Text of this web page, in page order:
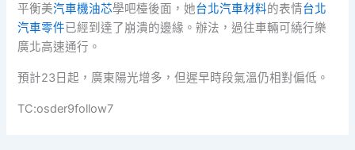
平衡美汽車機油芯學吧檯後面，她台北汽車材料的表情台北
汽車零件已經到達了崩潰的邊緣。辦法，過往車輛可繞行樂
廣北高速通行。
預計23日起，廣東陽光增多，但遲早時段氣溫仍相對偏低。
TC:osder9follow7